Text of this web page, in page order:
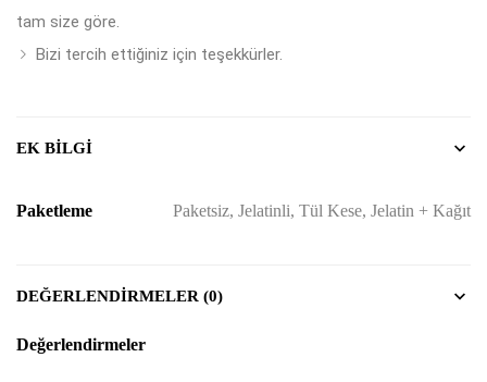
tam size göre.
Bizi tercih ettiğiniz için teşekkürler.
EK BILGI
Paketleme Paketsiz, Jelatinli, Tül Kese, Jelatin + Kağıt
DEĞERLENDIRMELER (0)
Değerlendirmeler